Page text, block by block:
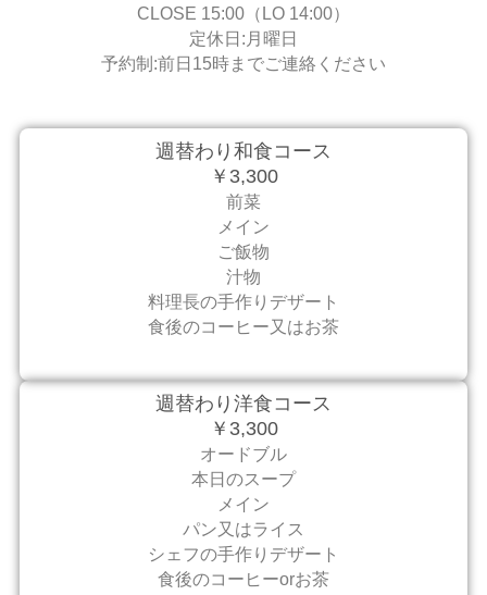
CLOSE 15:00（LO 14:00）
定休日:月曜日
予約制:前日15時までご連絡ください
週替わり和食コース
￥3,300
前菜
メイン
ご飯物
汁物
料理長の手作りデザート
食後のコーヒー又はお茶
週替わり洋食コース
￥3,300
オードブル
本日のスープ
メイン
パン又はライス
シェフの手作りデザート
食後のコーヒーorお茶